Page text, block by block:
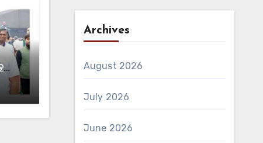
Archives
August 2026
July 2026
June 2026